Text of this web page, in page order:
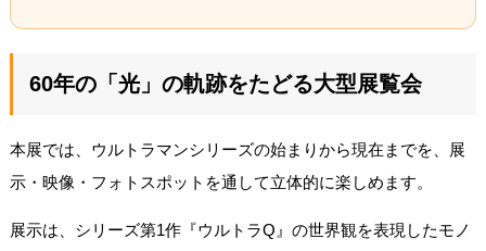
60年の「光」の軌跡をたどる大型展覧会
本展では、ウルトラマンシリーズの始まりから現在までを、展
示・映像・フォトスポットを通して立体的に楽しめます。
展示は、シリーズ第1作『ウルトラQ』の世界観を表現したモノ